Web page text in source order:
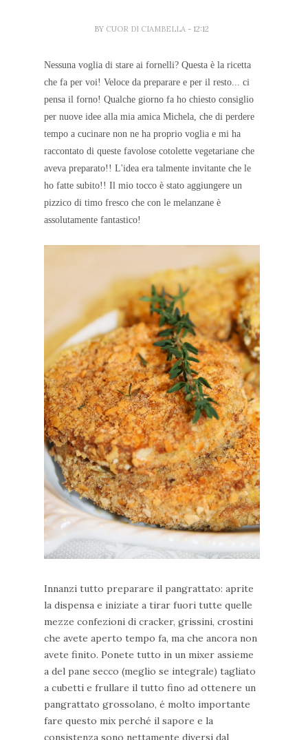
BY CUOR DI CIAMBELLA - 12:12
Nessuna voglia di stare ai fornelli? Questa è la ricetta
che fa per voi! Veloce da preparare e per il resto... ci
pensa il forno! Qualche giorno fa ho chiesto consiglio
per nuove idee alla mia amica Michela, che di perdere
tempo a cucinare non ne ha proprio voglia e mi ha
raccontato di queste favolose cotolette vegetariane che
aveva preparato!! L'idea era talmente invitante che le
ho fatte subito!! Il mio tocco è stato aggiungere un
pizzico di timo fresco che con le melanzane è
assolutamente fantastico!
Innanzi tutto preparare il pangrattato: aprite
la dispensa e iniziate a tirar fuori tutte quelle
mezze confezioni di cracker, grissini, crostini
che avete aperto tempo fa, ma che ancora non
avete finito. Ponete tutto in un mixer assieme
a del pane secco (meglio se integrale) tagliato
a cubetti e frullare il tutto fino ad ottenere un
pangrattato grossolano, é molto importante
fare questo mix perché il sapore e la
consistenza sono nettamente diversi dal